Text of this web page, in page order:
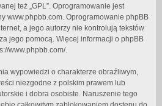
też „GPL”. Oprogramowanie jest
www.phpbb.com. Oprogramowanie phpBB
a jego autorzy nie kontrolują tekstów
jego pomocą. Więcej informacji o phpBB
www.phpbb.com/.
wypowiedzi o charakterze obraźliwym,
niezgodne z polskim prawem lub
i dobra osobiste. Naruszenie tego